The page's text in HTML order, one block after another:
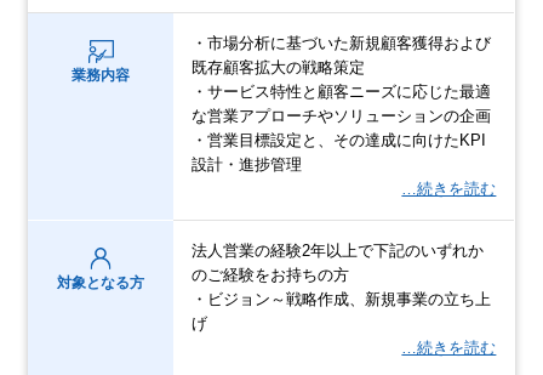
業務内容
・市場分析に基づいた新規顧客獲得および
既存顧客拡大の戦略策定
・サービス特性と顧客ニーズに応じた最適
な営業アプローチやソリューションの企画
・営業目標設定と、その達成に向けたKPI
設計・進捗管理
…続きを読む
対象となる方
法人営業の経験2年以上で下記のいずれか
のご経験をお持ちの方
・ビジョン～戦略作成、新規事業の立ち上
げ
…続きを読む